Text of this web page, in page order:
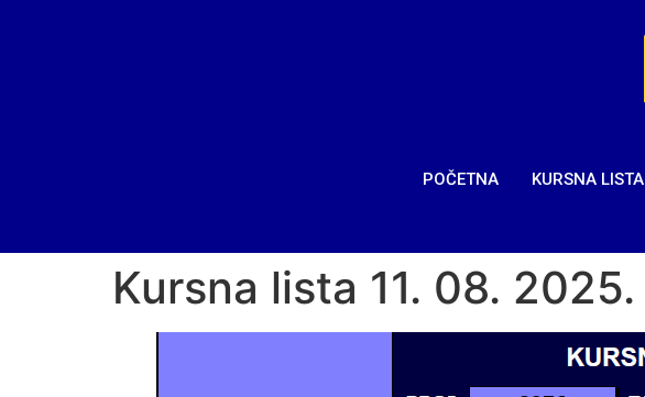
POČETNA KURSNA LISTA
Kursna lista 11. 08. 2025.